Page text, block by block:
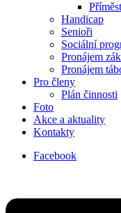
Handicap
Senioři
Sociální
Pronájem
Pronájem
Pro členy
Plán činnosti
Foto
Akce a aktuality
Kontakty
Facebook